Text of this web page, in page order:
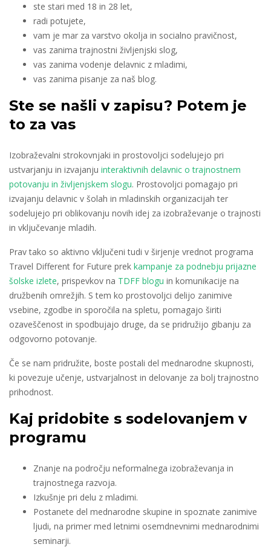
ste stari med 18 in 28 let,
radi potujete,
vam je mar za varstvo okolja in socialno pravičnost,
vas zanima trajnostni življenjski slog,
vas zanima vodenje delavnic z mladimi,
vas zanima pisanje za naš blog.
Ste se našli v zapisu? Potem je
to za vas
Izobraževalni strokovnjaki in prostovoljci sodelujejo pri
ustvarjanju in izvajanju interaktivnih delavnic o trajnostnem
potovanju in življenjskem slogu. Prostovoljci pomagajo pri
izvajanju delavnic v šolah in mladinskih organizacijah ter
sodelujejo pri oblikovanju novih idej za izobraževanje o trajnosti
in vključevanje mladih.
Prav tako so aktivno vključeni tudi v širjenje vrednot programa
Travel Different for Future prek kampanje za podnebju prijazne
šolske izlete, prispevkov na TDFF blogu in komunikacije na
družbenih omrežjih. S tem ko prostovoljci delijo zanimive
vsebine, zgodbe in sporočila na spletu, pomagajo širiti
ozaveščenost in spodbujajo druge, da se pridružijo gibanju za
odgovorno potovanje.
Če se nam pridružite, boste postali del mednarodne skupnosti,
ki povezuje učenje, ustvarjalnost in delovanje za bolj trajnostno
prihodnost.
Kaj pridobite s sodelovanjem v
programu
Znanje na področju neformalnega izobraževanja in
trajnostnega razvoja.
Izkušnje pri delu z mladimi.
Postanete del mednarodne skupine in spoznate zanimive
ljudi, na primer med letnimi osemdnevnimi mednarodnimi
seminarji.